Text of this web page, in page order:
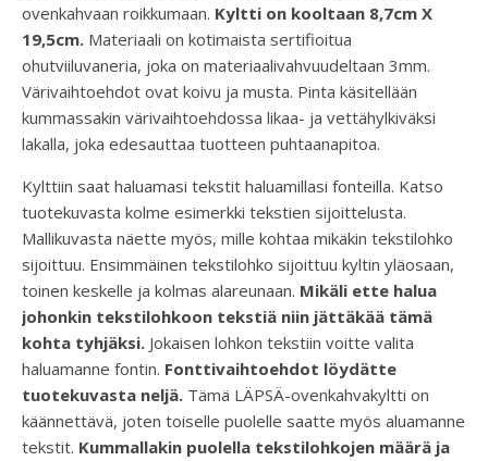
ovenkahvaan roikkumaan. Kyltti on kooltaan 8,7cm X
19,5cm. Materiaali on kotimaista sertifioitua
ohutviiluvaneria, joka on materiaalivahvuudeltaan 3mm.
Värivaihtoehdot ovat koivu ja musta. Pinta käsitellään
kummassakin värivaihtoehdossa likaa- ja vettähylkiväksi
lakalla, joka edesauttaa tuotteen puhtaanapitoa.
Kylttiin saat haluamasi tekstit haluamillasi fonteilla. Katso
tuotekuvasta kolme esimerkki tekstien sijoittelusta.
Mallikuvasta näette myös, mille kohtaa mikäkin tekstilohko
sijoittuu. Ensimmäinen tekstilohko sijoittuu kyltin yläosaan,
toinen keskelle ja kolmas alareunaan. Mikäli ette halua
johonkin tekstilohkoon tekstiä niin jättäkää tämä
kohta tyhjäksi. Jokaisen lohkon tekstiin voitte valita
haluamanne fontin. Fonttivaihtoehdot löydätte
tuotekuvasta neljä. Tämä LÄPSÄ-ovenkahvakyltti on
käännettävä, joten toiselle puolelle saatte myös aluamanne
tekstit. Kummallakin puolella tekstilohkojen määrä ja